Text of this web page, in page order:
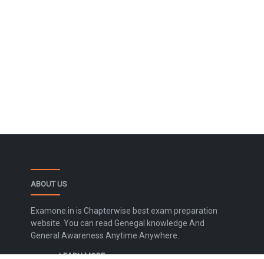
ABOUT US
Examone.in is Chapterwise best exam preparation
website. You can read Genegal knowledge And
General Awareness Anytime Anywhere.
LEARN MORE